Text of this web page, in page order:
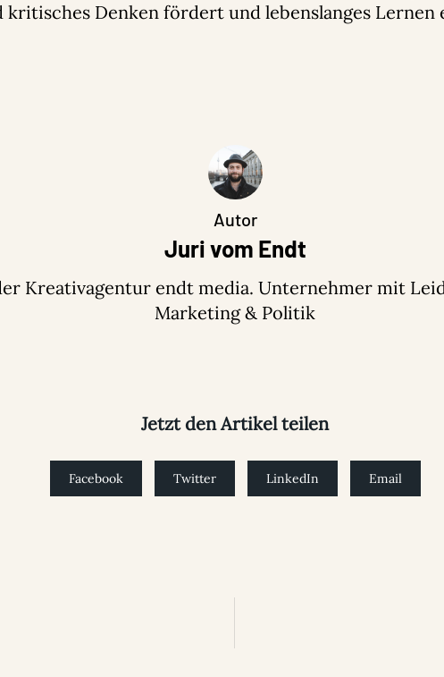
Denken fördert und lebenslanges Lernen
Autor
Juri vom Endt
Kreativagentur endt media. Unternehmer mit
Marketing & Politik
Jetzt den Artikel teilen
Facebook Twitter LinkedIn Email